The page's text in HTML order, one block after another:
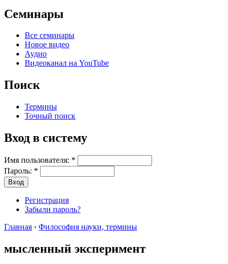
Семинары
Все семинары
Новое видео
Аудио
Видеоканал на YouTube
Поиск
Термины
Точный поиск
Вход в систему
Имя пользователя: *
Пароль: *
Регистрация
Забыли пароль?
Главная › Философия науки, термины
мысленный эксперимент